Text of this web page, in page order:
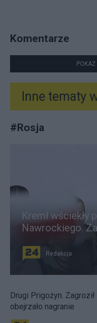
Komentarze
Inne tematy
#Rosja
Kreml wściekły
Nawrockiego.
Redakcja
Drugi Prigożyn.
obejrzało nagranie